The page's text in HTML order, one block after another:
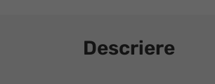
Descriere